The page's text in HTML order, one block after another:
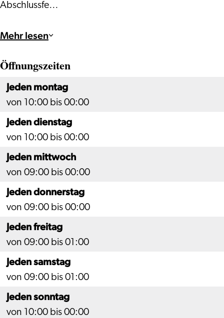
Abschlussfe…
Mehr lesen
Öffnungszeiten
Jeden montag
von 10:00 bis 00:00
Jeden dienstag
von 10:00 bis 00:00
Jeden mittwoch
von 09:00 bis 00:00
Jeden donnerstag
von 09:00 bis 00:00
Jeden freitag
von 09:00 bis 01:00
Jeden samstag
von 09:00 bis 01:00
Jeden sonntag
von 10:00 bis 00:00